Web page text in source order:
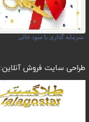
سرمایه گذاری با سود عالی
طراحی سایت فروش آنلاین: